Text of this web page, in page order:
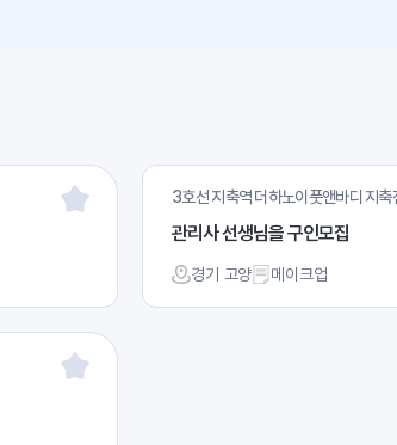
3호선 지축역 더하노이풋앤바디 지축
관리사 선생님을 구인모집
경기 고양 메이크업